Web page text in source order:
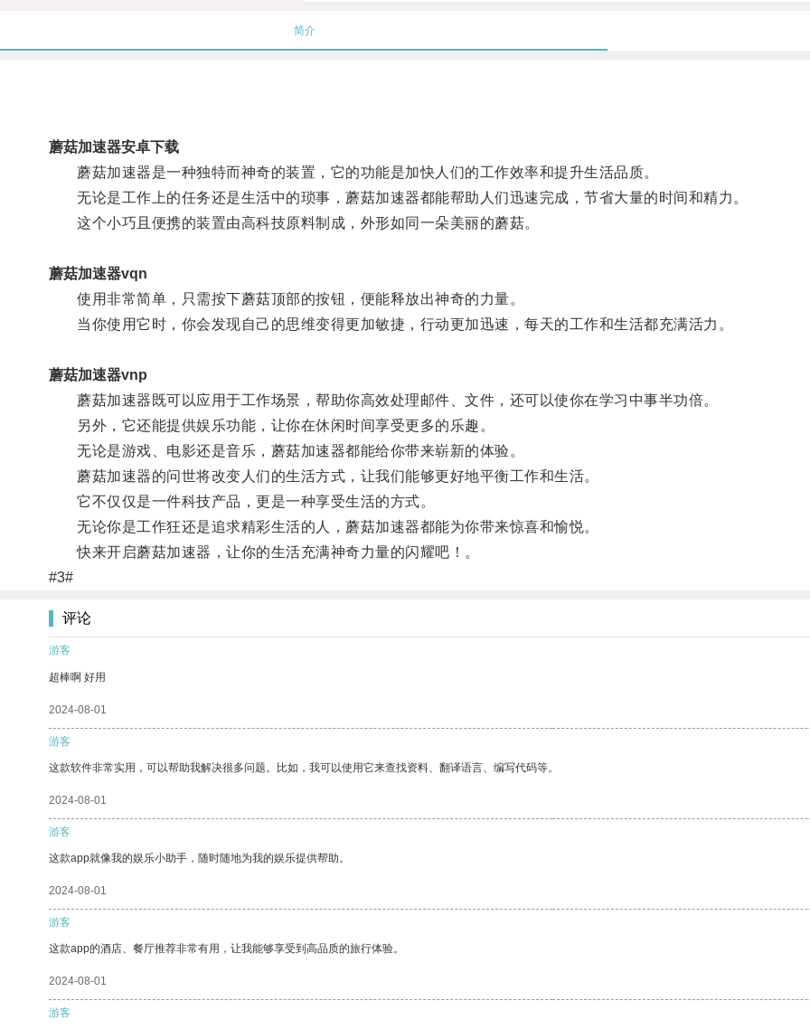
简介
蘑菇加速器安卓下载
蘑菇加速器是一种独特而神奇的装置，它的功能是加快人们的工作效率和提升生活品质。
无论是工作上的任务还是生活中的琐事，蘑菇加速器都能帮助人们迅速完成，节省大量的时间和精力。
这个小巧且便携的装置由高科技原料制成，外形如同一朵美丽的蘑菇。
蘑菇加速器vqn
使用非常简单，只需按下蘑菇顶部的按钮，便能释放出神奇的力量。
当你使用它时，你会发现自己的思维变得更加敏捷，行动更加迅速，每天的工作和生活都充满活力。
蘑菇加速器vnp
蘑菇加速器既可以应用于工作场景，帮助你高效处理邮件、文件，还可以使你在学习中事半功倍。
另外，它还能提供娱乐功能，让你在休闲时间享受更多的乐趣。
无论是游戏、电影还是音乐，蘑菇加速器都能给你带来崭新的体验。
蘑菇加速器的问世将改变人们的生活方式，让我们能够更好地平衡工作和生活。
它不仅仅是一件科技产品，更是一种享受生活的方式。
无论你是工作狂还是追求精彩生活的人，蘑菇加速器都能为你带来惊喜和愉悦。
快来开启蘑菇加速器，让你的生活充满神奇力量的闪耀吧！。
#3#
评论
游客
超棒啊 好用
2024-08-01
游客
这款软件非常实用，可以帮助我解决很多问题。比如，我可以使用它来查找资料、翻译语言、编写代码等。
2024-08-01
游客
这款app就像我的娱乐小助手，随时随地为我的娱乐提供帮助。
2024-08-01
游客
这款app的酒店、餐厅推荐非常有用，让我能够享受到高品质的旅行体验。
2024-08-01
游客